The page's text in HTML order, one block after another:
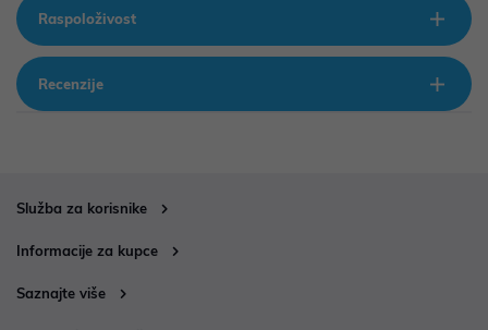
Raspoloživost
Recenzije
Služba za korisnike
Informacije za kupce
Saznajte više